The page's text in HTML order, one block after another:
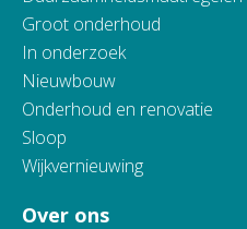
Groot onderhoud
In onderzoek
Nieuwbouw
Onderhoud en renovatie
Sloop
Wijkvernieuwing
Over ons